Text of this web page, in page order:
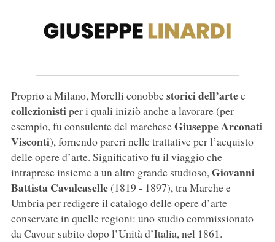
Proprio a Milano, Morelli conobbestorici dell’artee
collezionistiper i quali iniziò anche a lavorare (per
esempio, fu consulente del marcheseGiuseppe Arconati
Visconti), fornendo pareri nelle trattative per l’acquisto
delle opere d’arte. Significativo fu il viaggio che
intraprese insieme a un altro grande studioso,Giovanni
Battista Cavalcaselle(1819 - 1897), tra Marche e
Umbria per redigere il catalogo delle opere d’arte
conservate in quelle regioni: uno studio commissionato
da Cavour subito dopo l’Unità d’Italia, nel 1861.